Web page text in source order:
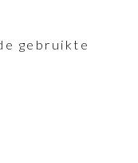
gebruikte